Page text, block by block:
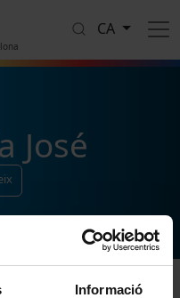
Informació
CA
José